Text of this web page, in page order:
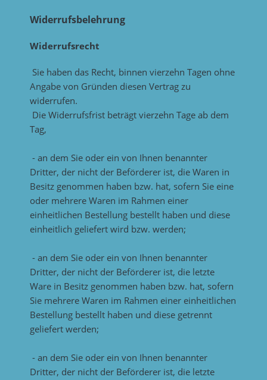
Widerrufsbelehrung
Widerrufsrecht
Sie haben das Recht, binnen vierzehn Tagen ohne
Angabe von Gründen diesen Vertrag zu
widerrufen.
Die Widerrufsfrist beträgt vierzehn Tage ab dem
Tag,
- an dem Sie oder ein von Ihnen benannter
Dritter, der nicht der Beförderer ist, die Waren in
Besitz genommen haben bzw. hat, sofern Sie eine
oder mehrere Waren im Rahmen einer
einheitlichen Bestellung bestellt haben und diese
einheitlich geliefert wird bzw. werden;
- an dem Sie oder ein von Ihnen benannter
Dritter, der nicht der Beförderer ist, die letzte
Ware in Besitz genommen haben bzw. hat, sofern
Sie mehrere Waren im Rahmen einer einheitlichen
Bestellung bestellt haben und diese getrennt
geliefert werden;
- an dem Sie oder ein von Ihnen benannter
Dritter, der nicht der Beförderer ist, die letzte